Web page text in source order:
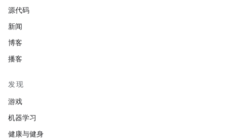
源代码
新闻
博客
播客
发现
游戏
机器学习
健康与健身